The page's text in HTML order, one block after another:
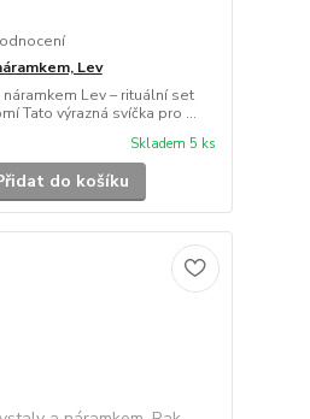
Lev
náramkem Lev – rituální set
Tato výrazná svíčka pro ...
Skladem 5 ks
do košíku